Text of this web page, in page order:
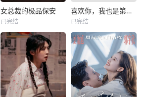
女总裁的极品保安
已完结
喜欢你，我也是第一部
已完结